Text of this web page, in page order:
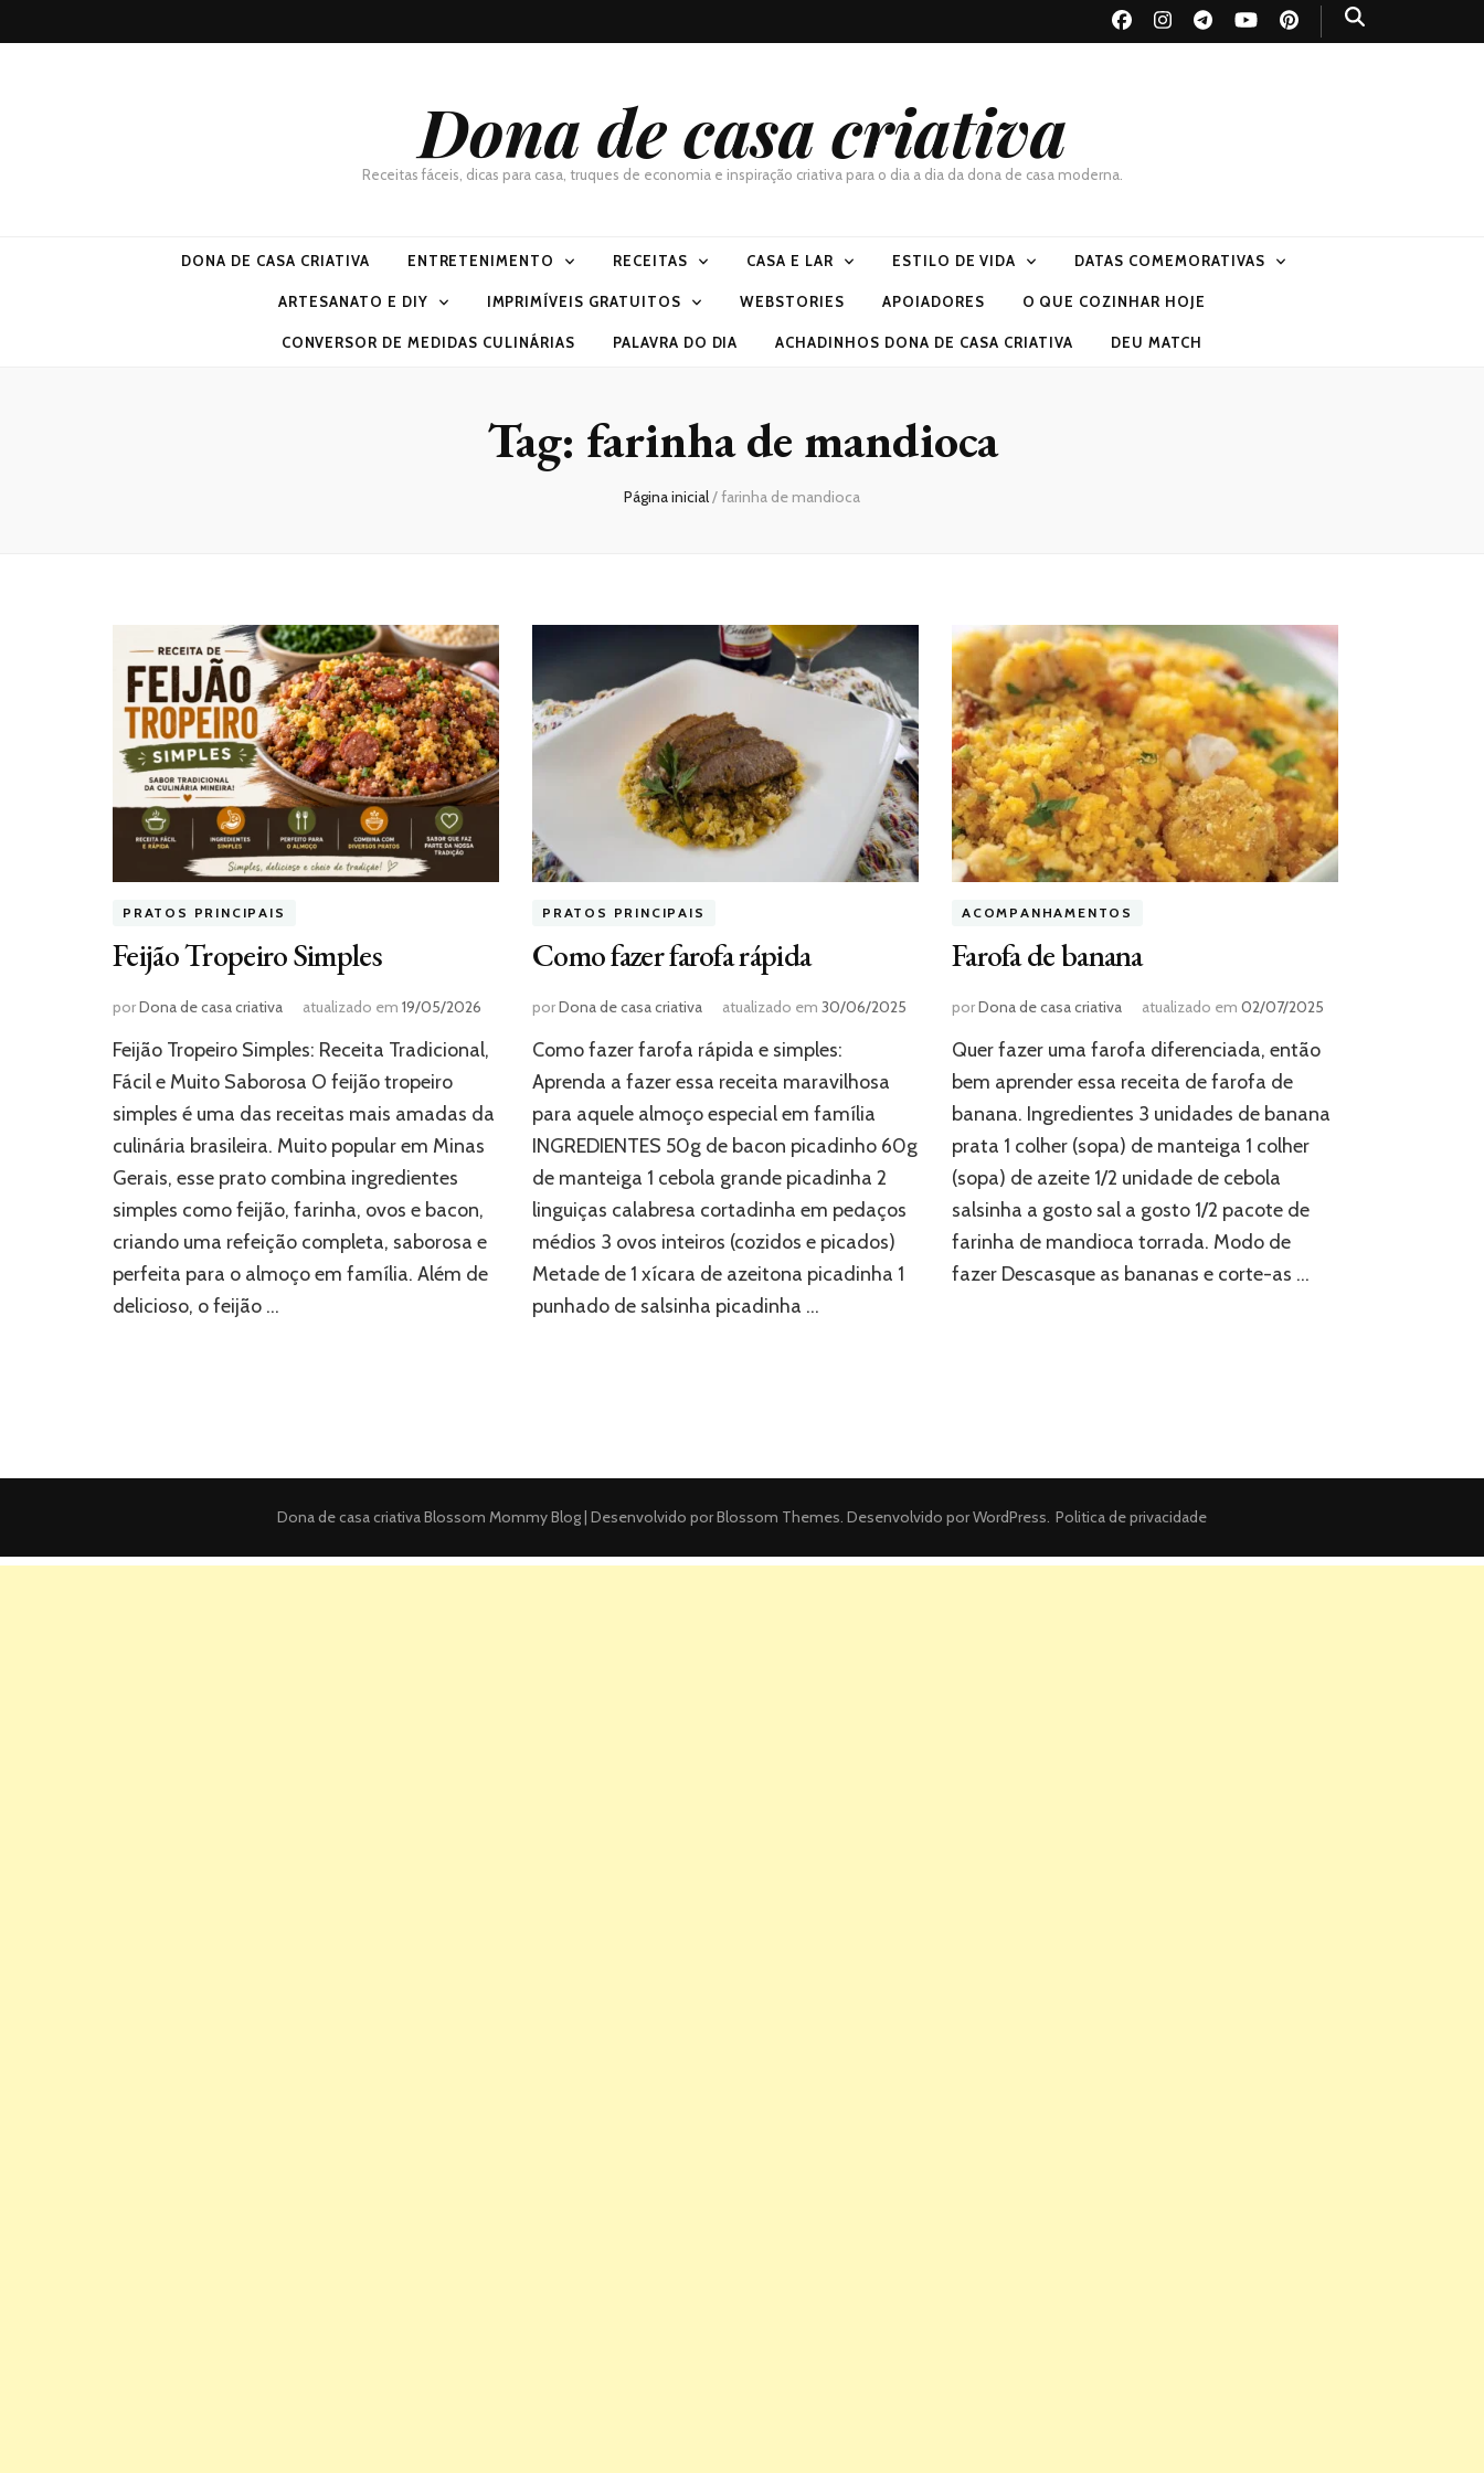
Dona de casa criativa
Receitas fáceis, dicas para casa, truques de economia e inspiração criativa para o dia a dia da dona de casa moderna.
DONA DE CASA CRIATIVA ENTRETENIMENTO RECEITAS CASA E LAR ESTILO DE VIDA DATAS COMEMORATIVAS
ARTESANATO E DIY IMPRIMÍVEIS GRATUITOS WEBSTORIES APOIADORES O QUE COZINHAR HOJE
CONVERSOR DE MEDIDAS CULINÁRIAS PALAVRA DO DIA ACHADINHOS DONA DE CASA CRIATIVA DEU MATCH
Tag: farinha de mandioca
Página inicial/farinha de mandioca
PRATOS PRINCIPAIS
Feijão Tropeiro Simples
porDona de casa criativa atualizado em 19/05/2026
Feijão Tropeiro Simples: Receita Tradicional,
Fácil e Muito Saborosa O feijão tropeiro
simples é uma das receitas mais amadas da
culinária brasileira. Muito popular em Minas
Gerais, esse prato combina ingredientes
simples como feijão, farinha, ovos e bacon,
criando uma refeição completa, saborosa e
perfeita para o almoço em família. Além de
delicioso, o feijão …
PRATOS PRINCIPAIS
Como fazer farofa rápida
porDona de casa criativa atualizado em 30/06/2025
Como fazer farofa rápida e simples:
Aprenda a fazer essa receita maravilhosa
para aquele almoço especial em família
INGREDIENTES 50g de bacon picadinho 60g
de manteiga 1 cebola grande picadinha 2
linguiças calabresa cortadinha em pedaços
médios 3 ovos inteiros (cozidos e picados)
Metade de 1 xícara de azeitona picadinha 1
punhado de salsinha picadinha …
ACOMPANHAMENTOS
Farofa de banana
porDona de casa criativa atualizado em 02/07/2025
Quer fazer uma farofa diferenciada, então
bem aprender essa receita de farofa de
banana. Ingredientes 3 unidades de banana
prata 1 colher (sopa) de manteiga 1 colher
(sopa) de azeite 1/2 unidade de cebola
salsinha a gosto sal a gosto 1/2 pacote de
farinha de mandioca torrada. Modo de
fazer Descasque as bananas e corte-as …
Dona de casa criativaBlossom Mommy Blog | Desenvolvido porBlossom Themes. Desenvolvido porWordPress. Politica de privacidade